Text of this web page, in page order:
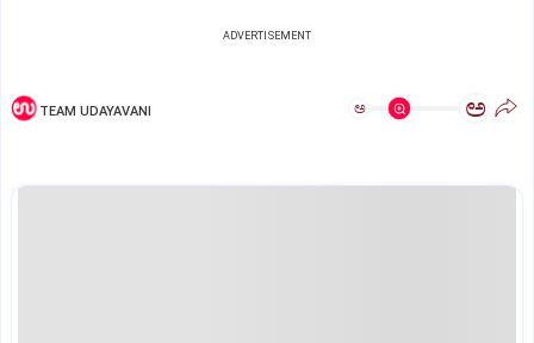
ADVERTISEMENT
TEAM UDAYAVANI ಅ ಅ